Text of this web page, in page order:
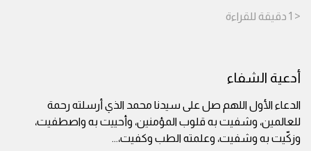
< 1 دقيقة للقراءة
أدعية الشفاء
الدعاء الأول اللهم صل على سيدنا محمد الذي أرسلته رحمة
للعالمين، وشفيت به قلوب المؤمنين، وأحييت به واصطفيت،
وزكّيت به وشفيت، وعلمته الطب وكفيت،...